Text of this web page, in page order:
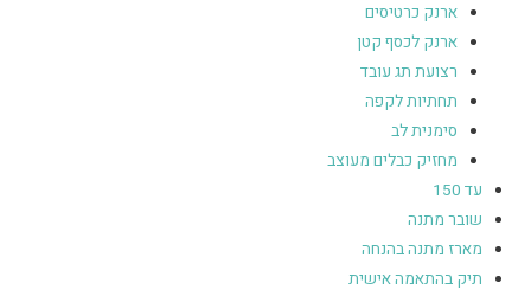
ארנק כרטיסים
ארנק לכסף קטן
רצועת תג עובד
תחתיות לקפה
סימנית לב
מחזיק כבלים מעוצב
עד 150
שובר מתנה
מארז מתנה בהנחה
תיק בהתאמה אישית